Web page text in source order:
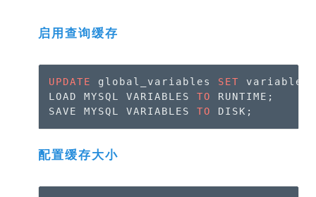
启用查询缓存
UPDATE global_variables SET
LOAD MYSQL VARIABLES TO
RUNTIME;
SAVE MYSQL VARIABLES TO DISK;
配置缓存大小